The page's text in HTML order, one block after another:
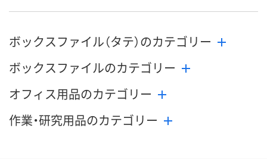
ボックスファイル（タテ）のカテゴリー
ボックスファイルのカテゴリー
オフィス用品のカテゴリー
作業・研究用品のカテゴリー